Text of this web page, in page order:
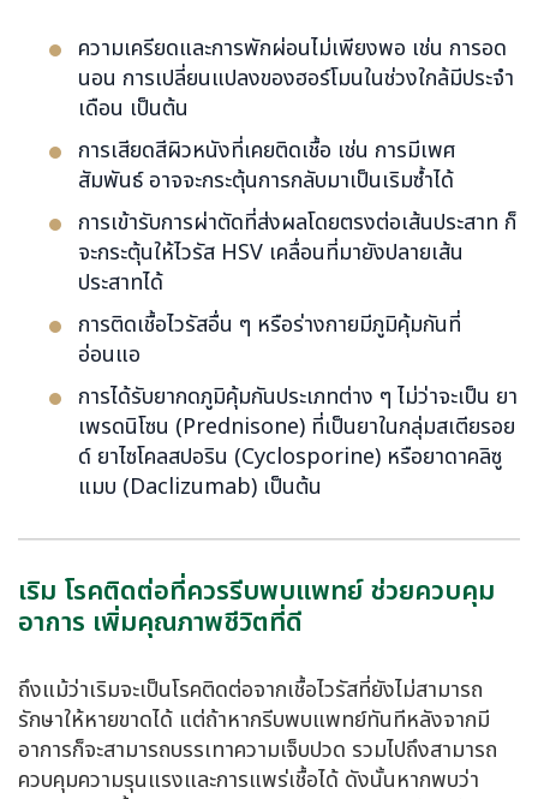
ความเครียดและการพักผ่อนไม่เพียงพอ เช่น การอด
นอน การเปลี่ยนแปลงของฮอร์โมนในช่วงใกล้มีประจำ
เดือน เป็นต้น
การเสียดสีผิวหนังที่เคยติดเชื้อ เช่น การมีเพศ
สัมพันธ์ อาจจะกระตุ้นการกลับมาเป็นเริมซ้ำได้
การเข้ารับการผ่าตัดที่ส่งผลโดยตรงต่อเส้นประสาท ก็
จะกระตุ้นให้ไวรัส HSV เคลื่อนที่มายังปลายเส้น
ประสาทได้
การติดเชื้อไวรัสอื่น ๆ หรือร่างกายมีภูมิคุ้มกันที่
อ่อนแอ
การได้รับยากดภูมิคุ้มกันประเภทต่าง ๆ ไม่ว่าจะเป็น ยา
เพรดนิโซน (Prednisone) ที่เป็นยาในกลุ่มสเตียรอย
ด์ ยาไซโคลสปอริน (Cyclosporine) หรือยาดาคลิซู
แมบ (Daclizumab) เป็นต้น
เริม โรคติดต่อที่ควรรีบพบแพทย์ ช่วยควบคุม
อาการ เพิ่มคุณภาพชีวิตที่ดี
ถึงแม้ว่าเริมจะเป็นโรคติดต่อจากเชื้อไวรัสที่ยังไม่สามารถ
รักษาให้หายขาดได้ แต่ถ้าหากรีบพบแพทย์ทันทีหลังจากมี
อาการก็จะสามารถบรรเทาความเจ็บปวด รวมไปถึงสามารถ
ควบคุมความรุนแรงและการแพร่เชื้อได้ ดังนั้นหากพบว่า